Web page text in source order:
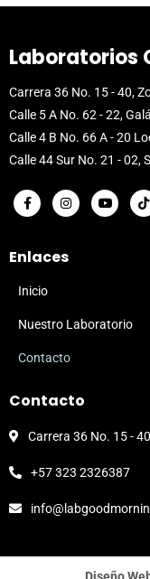
Laboratorios
Carrera 36 No. 15 - 40,
Calle 5 A No. 62 - 22,
Calle 4 B No. 66 A - 20
Calle 44 Sur No. 21 - 02,
Enlaces
Inicio
Nuestro Laboratorio
Contacto
Contacto
Carrera 36 No. 15 -
+57 323 2326387